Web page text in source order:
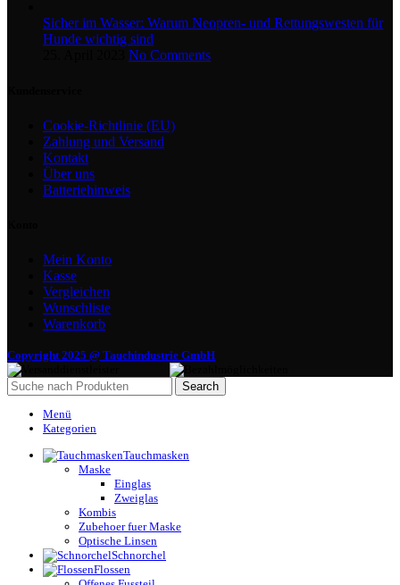
Sicher im Wasser: Warum Neopren- und Rettungswesten für
Hunde wichtig sind
No Comments
Cookie-Richtlinie (EU)
Zahlung und Versand
Kontakt
Über uns
Batteriehinweis
Mein Konto
Kasse
Vergleichen
Wunschliste
Warenkorb
Copyright 2025 @ Tauchindustrie GmbH
Search
Menü
Kategorien
Tauchmasken
Maske
Einglas
Zweiglas
Kombis
Zubehoer fuer Maske
Optische Linsen
Schnorchel
Flossen